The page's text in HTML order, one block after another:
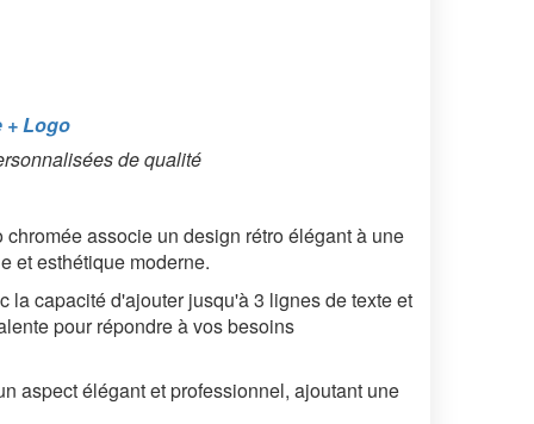
+ Logo
de qualité
associe un design rétro élégant à une
et esthétique moderne.
la capacité d'ajouter jusqu'à 3 lignes de texte et
pour répondre à vos besoins
aspect élégant et professionnel, ajoutant une